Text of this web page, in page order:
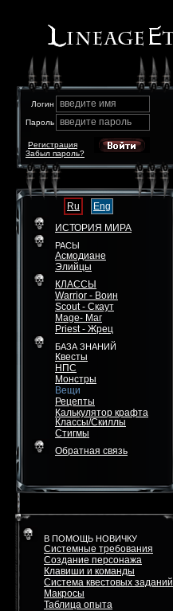
Логин введите имя
Пароль введите пароль
Забыл пароль?
Регистрация
Ru
Eng
ИСТОРИЯ МИРА
РАСЫ
Асмодиане
Элийцы
КЛАССЫ
Warrior - Воин
Scout - Скаут
Mage- Маг
Priest - Жрец
БАЗА ЗНАНИЙ
Квесты
НПС
Монстры
Вещи
Рецепты
Калькулятор крафта
Классы/Скиллы
Стигмы
Обратная связь
В ПОМОЩЬ НОВИЧКУ
Системные требования
Создание персонажа
Клавиши и команды
Система квестовых заданий
Макросы
Таблица опыта